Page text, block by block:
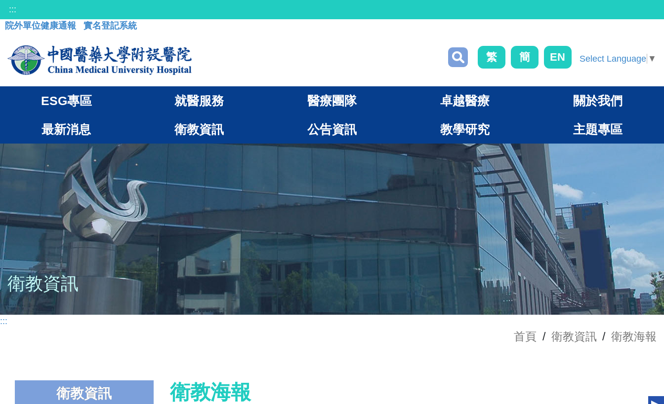
:::
院外單位健康通報
實名登記系統
繁 簡 EN Select Language ▼
ESG專區 就醫服務 醫療團隊 卓越醫療 關於我們
最新消息 衛教資訊 公告資訊 教學研究 主題專區
衛教資訊
:::
首頁 / 衛教資訊 / 衛教海報
衛教資訊 衛教海報